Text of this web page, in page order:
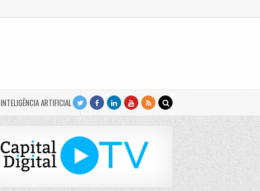
INTELIGÊNCIA ARTIFICIAL